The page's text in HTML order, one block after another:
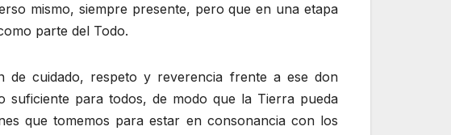
mismo, siempre presente, pero que en una etapa
parte del Todo.
de cuidado, respeto y reverencia frente a ese don
para todos, de modo que la Tierra pueda
que tomemos para estar en consonancia con los